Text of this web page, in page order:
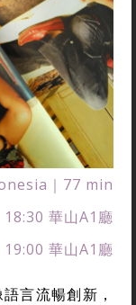
｜77 min
華山A1廳
華山A1廳
言流暢創新，